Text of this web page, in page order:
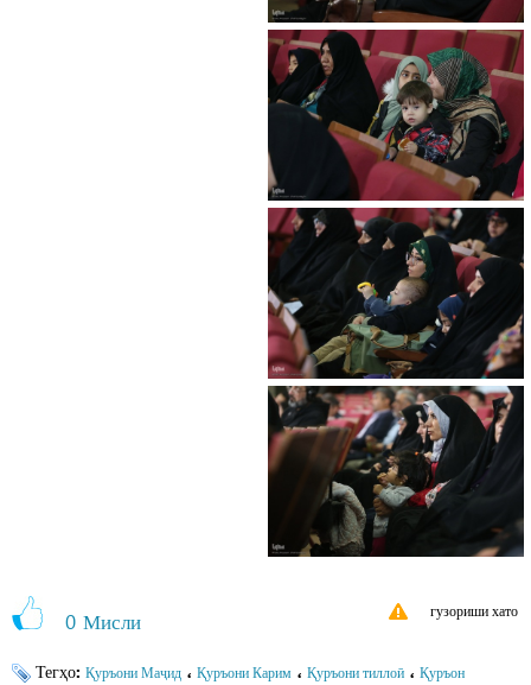
0 Мисли гузориши хато
Тегҳо: Қуръони Маҷид ، Қуръони Карим ، Қуръони тиллоӣ ، Қуръон